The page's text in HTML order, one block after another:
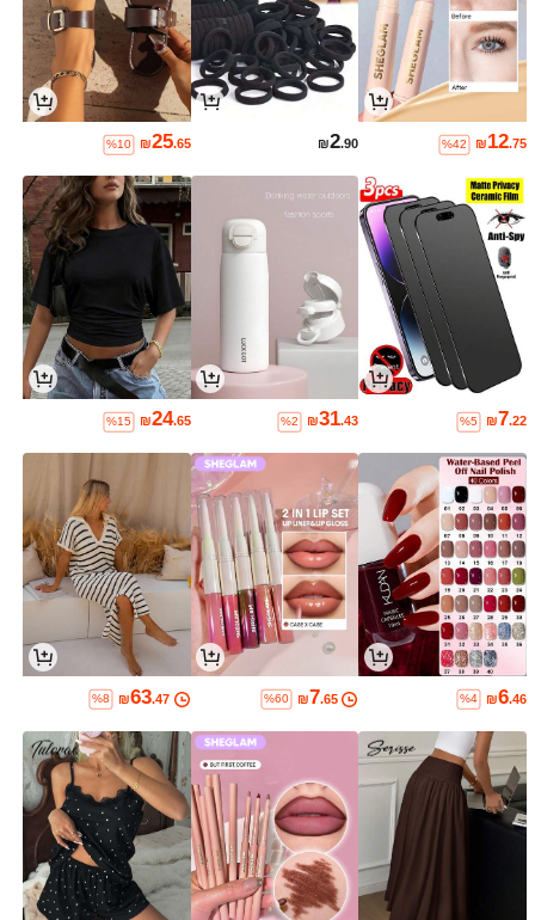
₪12.75
%42
₪2.90
₪25.65
%10
₪7.22
%5
₪31.43
%2
₪24.65
%15
₪6.46
%4
₪7.65
%60
₪63.47
%8